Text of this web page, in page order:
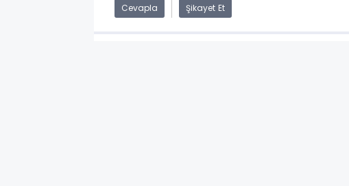
Cevapla Şikayet Et